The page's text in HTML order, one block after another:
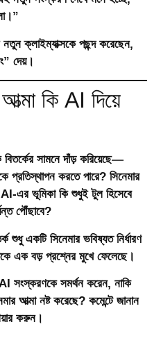
ক্লাইম্যাক্সকে পছন্দ করেছেন,
দেয়।
কি AI দিয়ে
সামনে দাঁড় করিয়েছে—
প্রতিস্থাপন করতে পারে? সিনেমার
এর ভূমিকা কি শুধুই টুল হিসেবে
পৌঁছাবে?
শুধু একটি সিনেমার ভবিষ্যত নির্ধারণ
এক বড় প্রশ্নের মুখে ফেলেছে।
সংস্করণকে সমর্থন করেন, নাকি
আত্মা নষ্ট করেছে? কমেন্টে জানান
করুন।